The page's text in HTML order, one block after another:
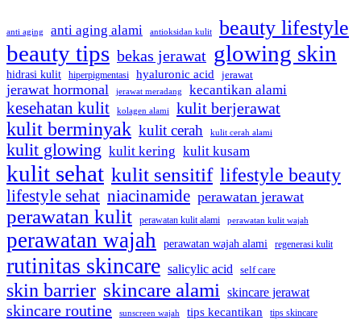
anti aging anti aging alami antioksidan kulit beauty lifestyle
beauty tips bekas jerawat glowing skin
hidrasi kulit hiperpigmentasi hyaluronic acid jerawat
jerawat hormonal jerawat meradang kecantikan alami
kesehatan kulit kolagen alami kulit berjerawat
kulit berminyak kulit cerah kulit cerah alami
kulit glowing kulit kering kulit kusam
kulit sehat kulit sensitif lifestyle beauty
lifestyle sehat niacinamide perawatan jerawat
perawatan kulit perawatan kulit alami perawatan kulit wajah
perawatan wajah perawatan wajah alami regenerasi kulit
rutinitas skincare salicylic acid self care
skin barrier skincare alami skincare jerawat
skincare routine sunscreen wajah tips kecantikan tips skincare